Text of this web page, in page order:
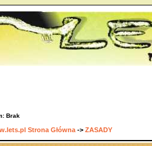
Brak
Strona Główna -> ZASADY